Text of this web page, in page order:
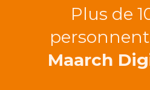
Plus de
Maarch